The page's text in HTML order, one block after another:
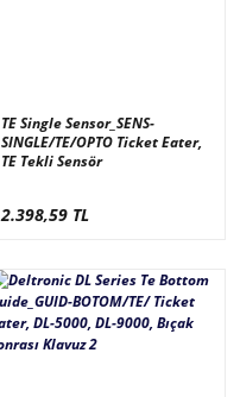
TE Single Sensor_SENS-
SINGLE/TE/OPTO Ticket Eater,
TE Tekli Sensör
2.398,59 TL